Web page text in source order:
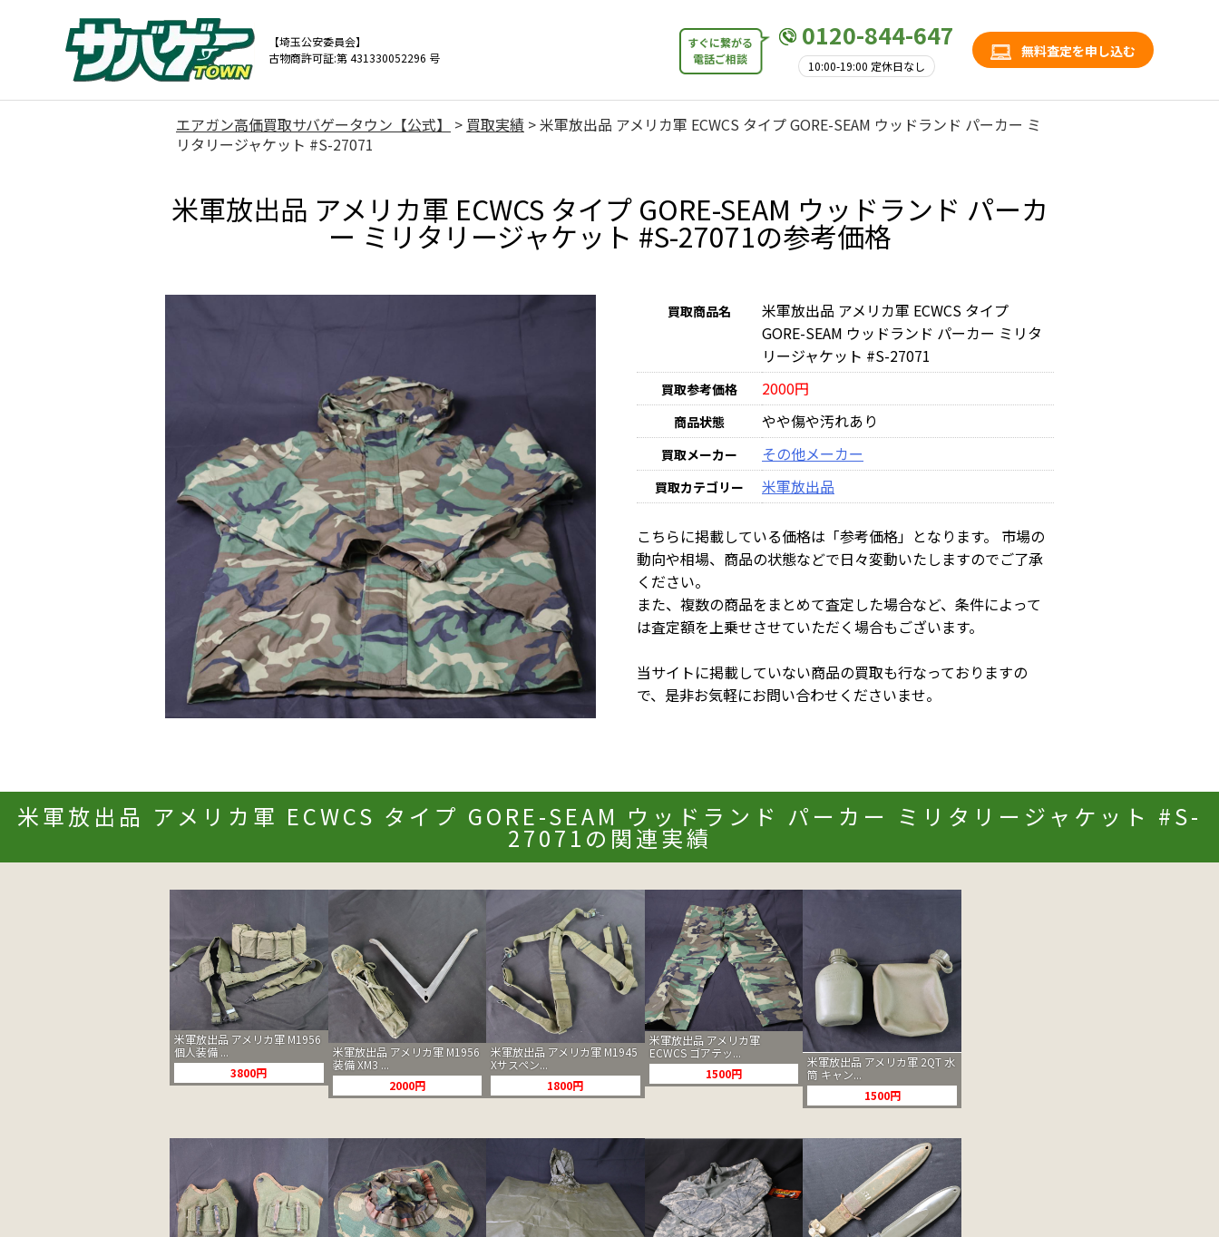
【埼玉公安委員会】
古物商許可証:第 431330052296 号
0120-844-647
10:00-19:00 定休日なし
すぐに繋がる
電話ご相談
無料査定を申し込む
エアガン高価買取サバゲータウン【公式】 > 買取実績 >米軍放出品 アメリカ軍 ECWCS タイプ GORE-SEAM ウッドランド パーカー ミ
リタリージャケット #S-27071
米軍放出品 アメリカ軍 ECWCS タイプ GORE-SEAM ウッドランド パーカ
ー ミリタリージャケット #S-27071の参考価格
買取商品名
米軍放出品 アメリカ軍 ECWCS タイプ
GORE-SEAM ウッドランド パーカー ミリタ
リージャケット #S-27071
買取参考価格 2000円
商品状態 やや傷や汚れあり
買取メーカー その他メーカー
買取カテゴリー 米軍放出品
こちらに掲載している価格は「参考価格」となります。 市場の
動向や相場、商品の状態などで日々変動いたしますのでご了承
ください。
また、複数の商品をまとめて査定した場合など、条件によって
は査定額を上乗せさせていただく場合もございます。
当サイトに掲載していない商品の買取も行なっておりますの
で、是非お気軽にお問い合わせくださいませ。
米軍放出品 アメリカ軍 ECWCS タイプ GORE-SEAM ウッドランド パーカー ミリタリージャケット #S-
27071の関連実績
米軍放出品 アメリカ軍 M1956
個人装備 ...
3800円
米軍放出品 アメリカ軍 M1956
装備 XM3 ...
2000円
米軍放出品 アメリカ軍 M1945
Xサスペン...
1800円
米軍放出品 アメリカ軍
ECWCS ゴアテッ...
1500円
米軍放出品 アメリカ軍 2QT 水
筒 キャン...
1500円